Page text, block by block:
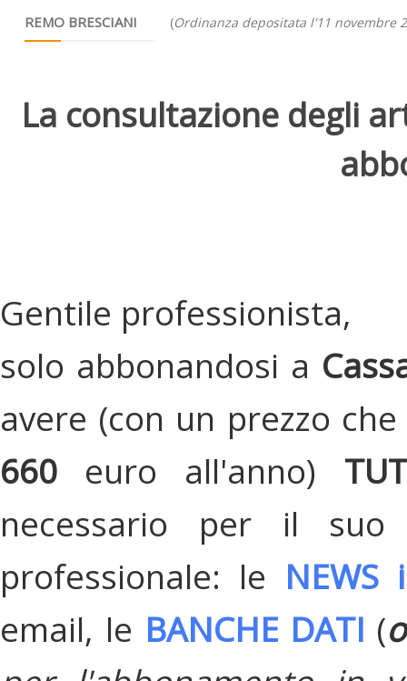
REMO BRESCIANI (Ordinanza depositata l'11 novembre
La consultazione degli
Gentile professionista,
solo abbonandosi a
avere (con un prezzo
660 euro all'anno)
necessario per il suo
professionale: le
email, le BANCHE DATI (